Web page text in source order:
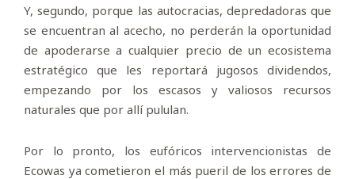
Y, segundo, porque las autocracias, depredadoras que
se encuentran al acecho, no perderán la oportunidad
de apoderarse a cualquier precio de un ecosistema
estratégico que les reportará jugosos dividendos,
empezando por los escasos y valiosos recursos
naturales que por allí pululan.
Por lo pronto, los eufóricos intervencionistas de
Ecowas ya cometieron el más pueril de los errores de